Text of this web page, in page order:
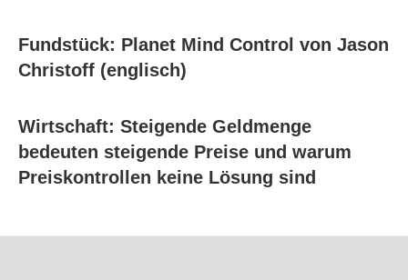
Fundstück: Planet Mind Control von Jason
Christoff (englisch)
Wirtschaft: Steigende Geldmenge
bedeuten steigende Preise und warum
Preiskontrollen keine Lösung sind